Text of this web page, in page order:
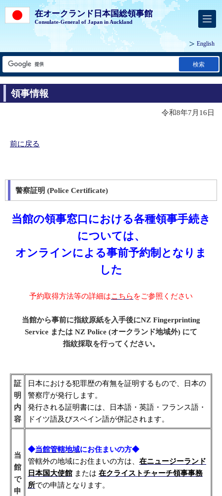
在オークランド日本国総領事館
Consulate-General of Japan in Auckland
English
検索
領事情報
令和8年7月16日
前に戻る
警察証明 (Police Certificate)
当館の領事窓口における各種領事手続き
については、
オンラインによる事前予約制となりま
した
予約取得方法等の詳細はこちら をご参照ください
当館から事前に指紋原紙を入手後にNZ Fingerprinting
Service または NZ Police (オークランド地域外) にて
指紋採取を行ってください。
証
明
内
容
日本における犯罪歴の有無を証明するもので、日本の
警察庁が発行します。
発行される証明書には、日本語・英語・フランス語・
ドイツ語及びスペイン語が併記されます。
当
館
で
申
◆当館管轄地域にお住まいの方◆
管轄外の地域にお住まいの方は、 在ニュージーランド
日本国大使館 または 在クライストチャーチ領事事務
所での申請となります。